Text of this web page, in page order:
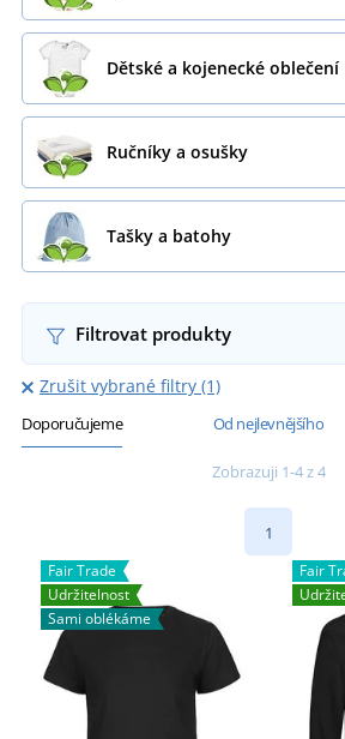
Dětské a kojenecké oblečení
Ručníky a osušky
Tašky a batohy
Filtrovat produkty
Zrušit vybrané filtry (1)
Doporučujeme Od nejlevnějšího
Zobrazuji 1-4 z 4
1
Fair Trade
Udržitelnost
Sami oblékáme
Fair